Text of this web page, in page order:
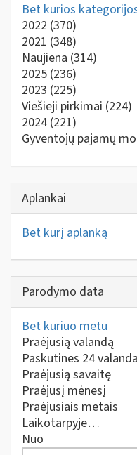
Bet kurios
2022 (370)
2021 (348)
Naujiena (314)
2025 (236)
2023 (225)
Viešieji pirkimai (224)
2024 (221)
Gyventojų pajamų
Aplankai
Bet kurį aplanką
Parodymo data
Bet kuriuo metu
Praėjusią valandą
Paskutines 24
Praėjusią savaitę
Praėjusį mėnesį
Praėjusiais metais
Laikotarpyje…
Nuo